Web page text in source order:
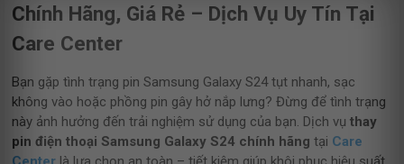
Chính Hãng, Giá Rẻ – Dịch Vụ Uy Tín Tại
Care Center
Bạn gặp tình trạng pin Samsung Galaxy S24 tụt nhanh, sạc
không vào hoặc phồng pin gây hở nắp lưng? Đừng để tình trạng
này ảnh hưởng đến trải nghiệm sử dụng của bạn. Dịch vụ thay
pin điện thoại Samsung Galaxy S24 chính hãng tại Care